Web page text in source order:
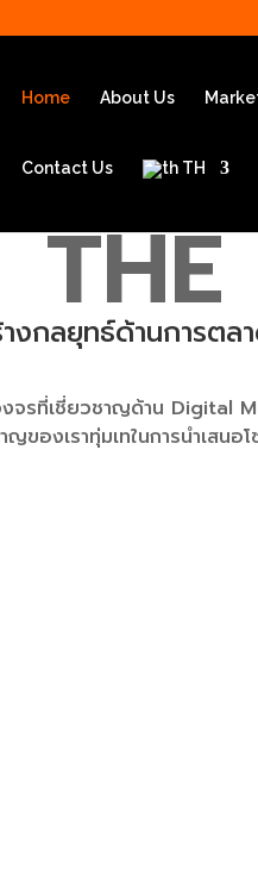
Home About Us
Contact Us TH
THE
างกลยุทธ์ด้านการต
งจรที่เชี่ยวชาญด้าน Digital
ญของเราทุ่มเทในการนำเส